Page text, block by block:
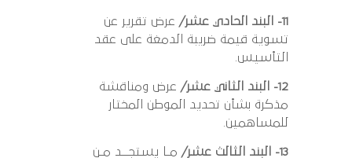
11- البند الحادي عشر/
عرض تقرير عن
تسوية قيمة ضريبة الدمغة على عقد
التأسيس.
12- البند الثاني عشر/
عرض ومناقشة
مذكرة بشأن تحديد الموطن المختار
للمساهمين.
13- البند الثالث عشر/
مـا يستجــد مـن